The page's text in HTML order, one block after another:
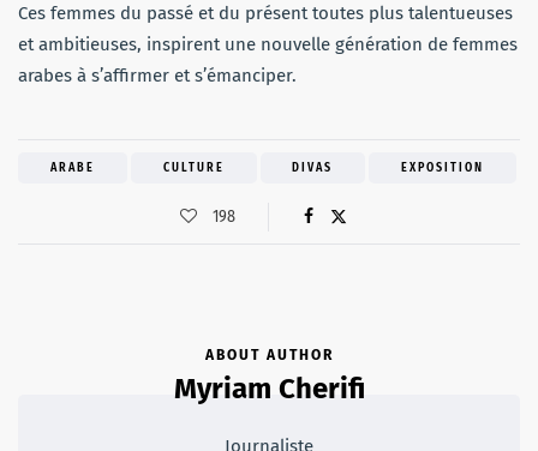
Ces femmes du passé et du présent toutes plus talentueuses
et ambitieuses, inspirent une nouvelle génération de femmes
arabes à s’affirmer et s’émanciper.
ARABE CULTURE DIVAS EXPOSITION
198
ABOUT AUTHOR
Myriam Cherifi
Journaliste